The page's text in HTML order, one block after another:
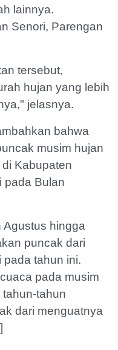
lainnya.
Senori, Parengan
tersebut,
hujan yang lebih
jelasnya.
bahwa
musim hujan
Kabupaten
pada Bulan
Agustus hingga
puncak dari
pada tahun ini.
pada musim
tahun-tahun
dari menguatnya